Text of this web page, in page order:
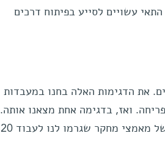
עשויים לסייע בפיתוח דרכים
את הדגימות האלה בחנו במעבדות
ואז, בדגימה אחת מצאנו אותה.
זה היה רגע בלתי-נשכח, של תחושת רווחה, מצד אחד, ושל התנעה של מאמצי מחקר שגרמו לנו לעבוד 20